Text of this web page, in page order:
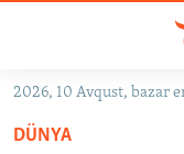
Əsas
qayıt
2026, 10 Avqust, bazar
DÜNYA